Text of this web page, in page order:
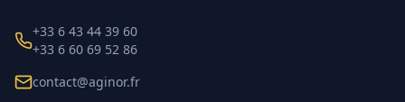
+33 6 43 44 39 60
+33 6 60 69 52 86
contact@aginor.fr